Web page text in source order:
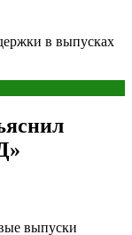
в выпусках
выпуски